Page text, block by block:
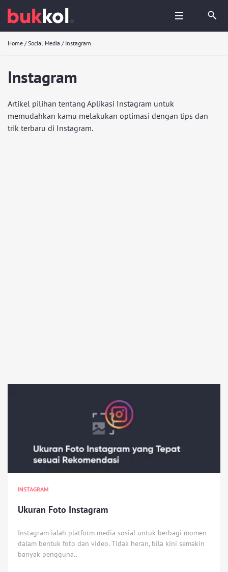
Home /Social Media / Instagram
Instagram
Artikel pilihan tentang Aplikasi Instagram untuk
memudahkan kamu melakukan optimasi dengan tips dan
trik terbaru di Instagram.
INSTAGRAM
Ukuran Foto Instagram
Instagram ialah platform media sosial untuk berbagi momen
dalam bentuk foto dan video. Tidak heran, bila kini semakin
banyak pengguna..